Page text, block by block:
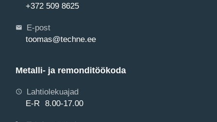
+372 509 8625
E-post
toomas@techne.ee
Metalli- ja remonditöökoda
Lahtiolekuajad
E-R 8.00-17.00